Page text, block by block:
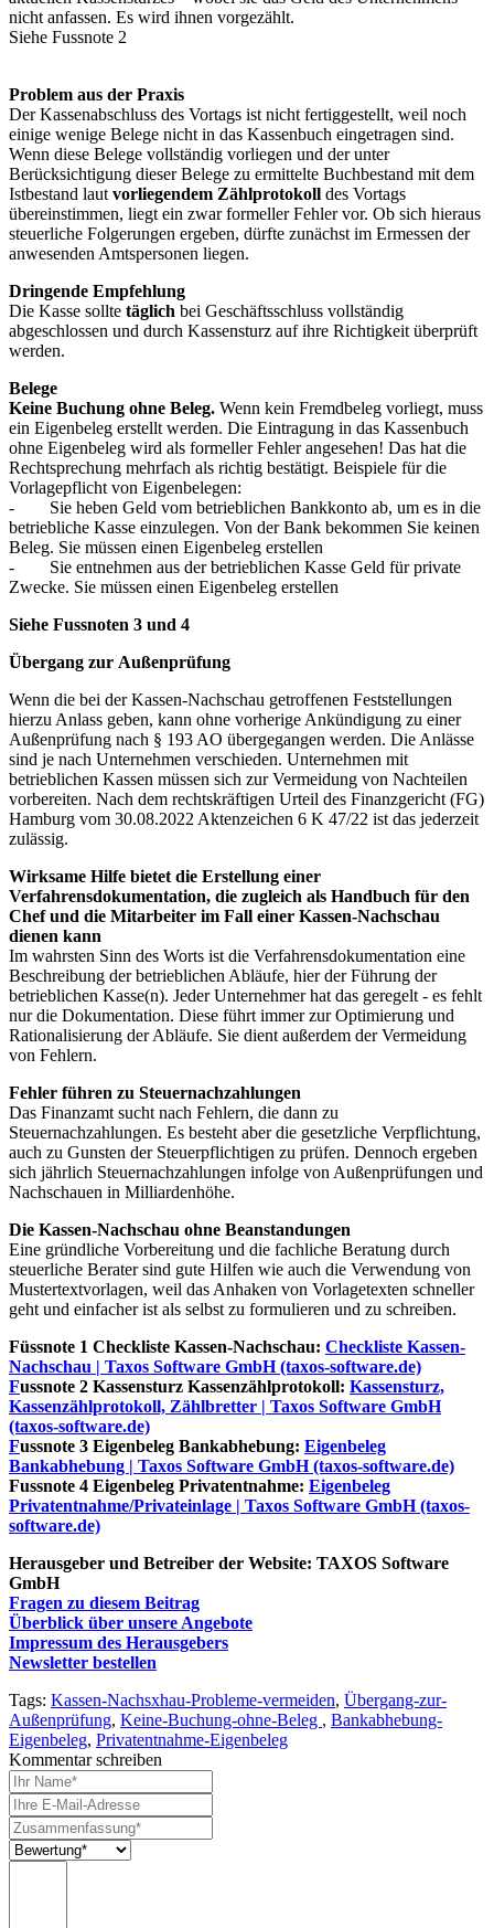
nicht anfassen. Es wird ihnen vorgezählt.
Siehe Fussnote 2
Problem aus der Praxis
Der Kassenabschluss des Vortags ist nicht fertiggestellt, weil noch
einige wenige Belege nicht in das Kassenbuch eingetragen sind.
Wenn diese Belege vollständig vorliegen und der unter
Berücksichtigung dieser Belege zu ermittelte Buchbestand mit dem
Istbestand laut vorliegendem Zählprotokoll des Vortags
übereinstimmen, liegt ein zwar formeller Fehler vor. Ob sich hieraus
steuerliche Folgerungen ergeben, dürfte zunächst im Ermessen der
anwesenden Amtspersonen liegen.
Dringende Empfehlung
Die Kasse sollte täglich bei Geschäftsschluss vollständig
abgeschlossen und durch Kassensturz auf ihre Richtigkeit überprüft
werden.
Belege
Keine Buchung ohne Beleg. Wenn kein Fremdbeleg vorliegt, muss
ein Eigenbeleg erstellt werden. Die Eintragung in das Kassenbuch
ohne Eigenbeleg wird als formeller Fehler angesehen! Das hat die
Rechtsprechung mehrfach als richtig bestätigt. Beispiele für die
Vorlagepflicht von Eigenbelegen:
- Sie heben Geld vom betrieblichen Bankkonto ab, um es in die
betriebliche Kasse einzulegen. Von der Bank bekommen Sie keinen
Beleg. Sie müssen einen Eigenbeleg erstellen
- Sie entnehmen aus der betrieblichen Kasse Geld für private
Zwecke. Sie müssen einen Eigenbeleg erstellen
Siehe Fussnoten 3 und 4
Übergang zur Außenprüfung
Wenn die bei der Kassen-Nachschau getroffenen Feststellungen
hierzu Anlass geben, kann ohne vorherige Ankündigung zu einer
Außenprüfung nach § 193 AO übergegangen werden. Die Anlässe
sind je nach Unternehmen verschieden. Unternehmen mit
betrieblichen Kassen müssen sich zur Vermeidung von Nachteilen
vorbereiten. Nach dem rechtskräftigen Urteil des Finanzgericht (FG)
Hamburg vom 30.08.2022 Aktenzeichen 6 K 47/22 ist das jederzeit
zulässig.
Wirksame Hilfe bietet die Erstellung einer
Verfahrensdokumentation, die zugleich als Handbuch für den
Chef und die Mitarbeiter im Fall einer Kassen-Nachschau
dienen kann
Im wahrsten Sinn des Worts ist die Verfahrensdokumentation eine
Beschreibung der betrieblichen Abläufe, hier der Führung der
betrieblichen Kasse(n). Jeder Unternehmer hat das geregelt - es fehlt
nur die Dokumentation. Diese führt immer zur Optimierung und
Rationalisierung der Abläufe. Sie dient außerdem der Vermeidung
von Fehlern.
Fehler führen zu Steuernachzahlungen
Das Finanzamt sucht nach Fehlern, die dann zu
Steuernachzahlungen. Es besteht aber die gesetzliche Verpflichtung,
auch zu Gunsten der Steuerpflichtigen zu prüfen. Dennoch ergeben
sich jährlich Steuernachzahlungen infolge von Außenprüfungen und
Nachschauen in Milliardenhöhe.
Die Kassen-Nachschau ohne Beanstandungen
Eine gründliche Vorbereitung und die fachliche Beratung durch
steuerliche Berater sind gute Hilfen wie auch die Verwendung von
Mustertextvorlagen, weil das Anhaken von Vorlagetexten schneller
geht und einfacher ist als selbst zu formulieren und zu schreiben.
Füssnote 1 Checkliste Kassen-Nachschau: Checkliste Kassen-
Nachschau | Taxos Software GmbH (taxos-software.de)
Fussnote 2 Kassensturz Kassenzählprotokoll: Kassensturz,
Kassenzählprotokoll, Zählbretter | Taxos Software GmbH
(taxos-software.de)
Fussnote 3 Eigenbeleg Bankabhebung: Eigenbeleg
Bankabhebung | Taxos Software GmbH (taxos-software.de)
Fussnote 4 Eigenbeleg Privatentnahme: Eigenbeleg
Privatentnahme/Privateinlage | Taxos Software GmbH (taxos-
software.de)
Herausgeber und Betreiber der Website: TAXOS Software
GmbH
Fragen zu diesem Beitrag
Überblick über unsere Angebote
Impressum des Herausgebers
Newsletter bestellen
Tags: Kassen-Nachsxhau-Probleme-vermeiden, Übergang-zur-
Außenprüfung, Keine-Buchung-ohne-Beleg , Bankabhebung-
Eigenbeleg, Privatentnahme-Eigenbeleg
Kommentar schreiben